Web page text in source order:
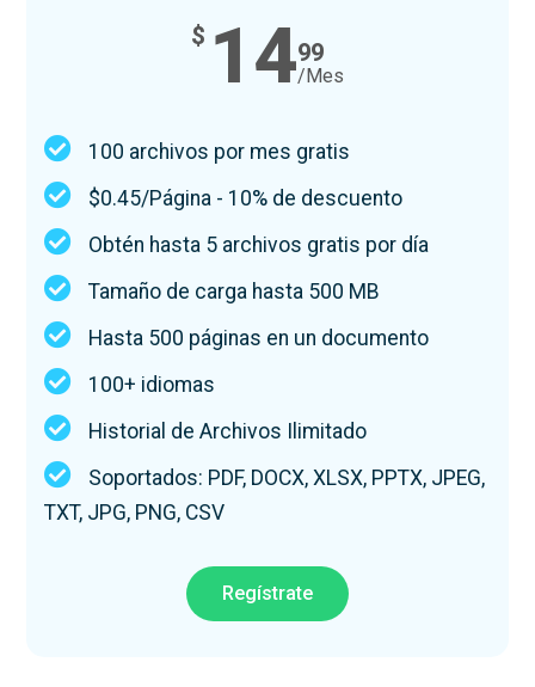
$ 1499
/Mes
100 archivos por mes gratis
$0.45/Página - 10% de descuento
Obtén hasta 5 archivos gratis por día
Tamaño de carga hasta 500 MB
Hasta 500 páginas en un documento
100+ idiomas
Historial de Archivos Ilimitado
Soportados: PDF, DOCX, XLSX, PPTX, JPEG,
TXT, JPG, PNG, CSV
Regístrate